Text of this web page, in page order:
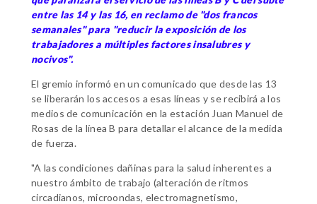
entre las 14 y las 16, en reclamo de "dos francos
semanales" para "reducir la exposición de los
trabajadores a múltiples factores insalubres y
nocivos".
El gremio informó en un comunicado que desde las 13
se liberarán los accesos a esas líneas y se recibirá a los
medios de comunicación en la estación Juan Manuel de
Rosas de la línea B para detallar el alcance de la medida
de fuerza.
"A las condiciones dañinas para la salud inherentes a
nuestro ámbito de trabajo (alteración de ritmos
circadianos, microondas, electromagnetismo,